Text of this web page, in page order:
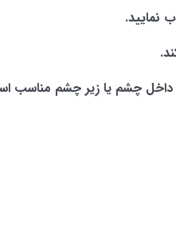
نمایید.
داخل چشم یا زیر چشم مناسب